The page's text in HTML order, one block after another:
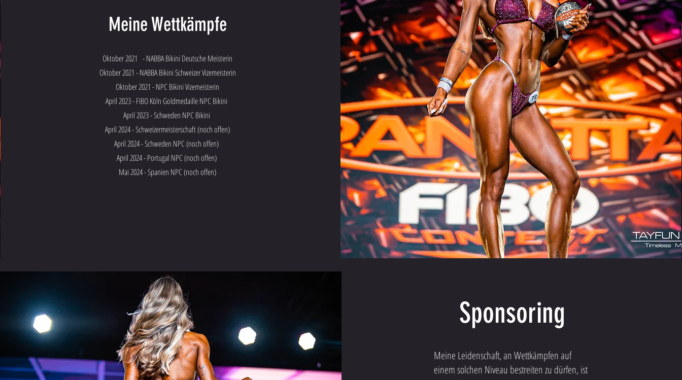
Meine Wettkämpfe
Oktober 2021 - NABBA Bikini Deutsche Meisterin
Oktober 2021 - NABBA Bikini Schweizer Vizemeisterin
Oktober 2021 - NPC Bikini Vizemeisterin
April 2023 - FIBO Köln Goldmedaille NPC Bikini
April 2023 - Schweden NPC Bikini
April 2024 - Schweizermeisterschaft (noch offen)
April 2024 - Schweden NPC (noch offen)
April 2024 - Portugal NPC (noch offen)
Mai 2024 - Spanien NPC (noch offen)
Sponsoring
Meine Leidenschaft, an Wettkämpfen auf
einem solchen Niveau bestreiten zu dürfen, ist